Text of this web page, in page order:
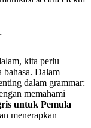
kita perlu
bahasa. Dalam
dalam grammar:
memahami
untuk Pemula
menerapkan